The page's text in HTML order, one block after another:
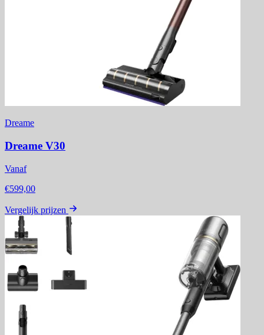
Dreame
Dreame V30
Vanaf
€599,00
Vergelijk prijzen